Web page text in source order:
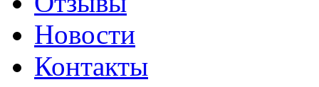
Новости
Контакты